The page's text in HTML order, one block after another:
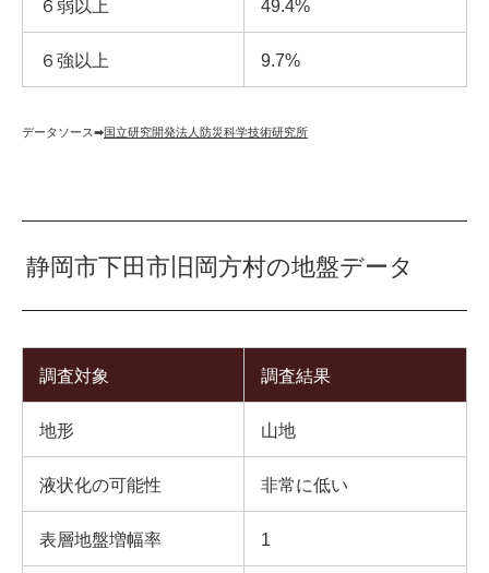
６弱以上 49.4%
６強以上 9.7%
データソース➡︎国立研究開発法人防災科学技術研究所
静岡市下田市旧岡方村の地盤データ
調査対象 調査結果
地形 山地
液状化の可能性 非常に低い
表層地盤増幅率 1